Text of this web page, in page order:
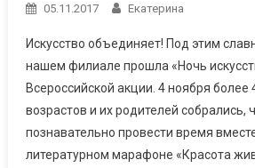
05.11.2017 Екатерина
Искусство объединяет! Под этим
нашем филиале прошла «Ночь
Всероссийской акции. 4 ноября более
возрастов и их родителей собрались,
познавательно провести время
литературном марафоне «Красота